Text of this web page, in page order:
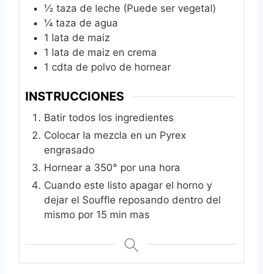
½ taza de leche (Puede ser vegetal)
¼ taza de agua
1 lata de maiz
1 lata de maiz en crema
1 cdta de polvo de hornear
INSTRUCCIONES
Batir todos los ingredientes
Colocar la mezcla en un Pyrex
engrasado
Hornear a 350° por una hora
Cuando este listo apagar el horno y
dejar el Souffle reposando dentro del
mismo por 15 min mas